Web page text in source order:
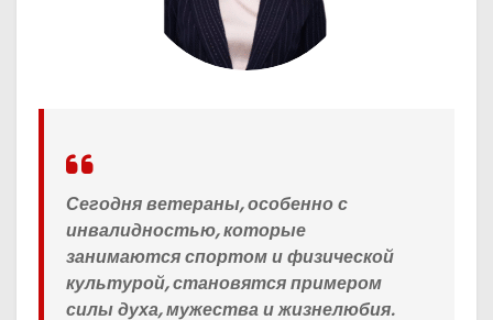
Сегодня ветераны, особенно с
инвалидностью, которые
занимаются спортом и физической
культурой, становятся примером
силы духа, мужества и жизнелюбия.